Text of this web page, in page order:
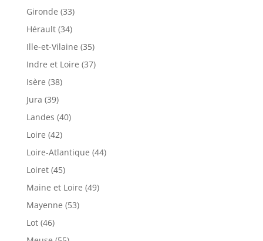
Gironde (33)
Hérault (34)
Ille-et-Vilaine (35)
Indre et Loire (37)
Isère (38)
Jura (39)
Landes (40)
Loire (42)
Loire-Atlantique (44)
Loiret (45)
Maine et Loire (49)
Mayenne (53)
Lot (46)